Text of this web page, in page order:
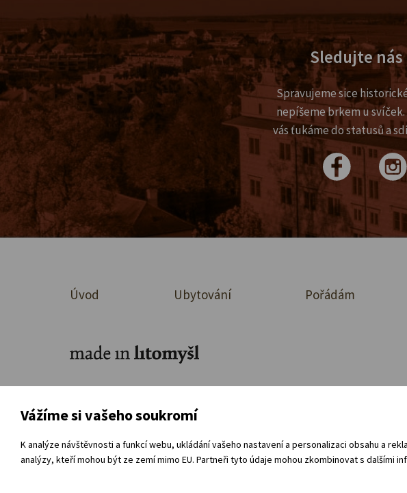
Sledujte
Spravujeme sice
nepíšeme brkem u
vás ťukáme do statusů a
Úvod Ubytování Pořádám
Ke stažení
Vážíme si vašeho soukromí
K analýze návštěvnosti a funkcí webu, ukládání vašeho nastavení a personalizaci obsahu a
analýzy, kteří mohou být ze zemí mimo EU. Partneři tyto údaje mohou zkombinovat s